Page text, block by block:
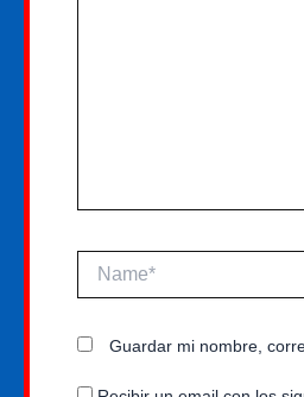
Guardar mi nombre,